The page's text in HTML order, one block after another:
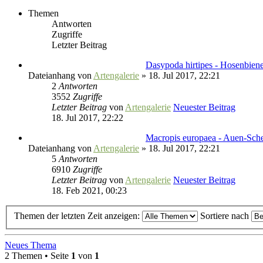
Themen
Antworten
Zugriffe
Letzter Beitrag
Dasypoda hirtipes -
Dateianhang von Artengalerie » 18. Jul 2017, 22:21
2 Antworten
3552 Zugriffe
Letzter Beitrag von Artengalerie Neuester Beitrag
18. Jul 2017, 22:22
Macropis europaea - Auen-
Dateianhang von Artengalerie » 18. Jul 2017, 22:21
5 Antworten
6910 Zugriffe
Letzter Beitrag von Artengalerie Neuester Beitrag
18. Feb 2021, 00:23
Themen der letzten Zeit anzeigen: Sortiere nach
Neues Thema
2 Themen • Seite 1 von 1